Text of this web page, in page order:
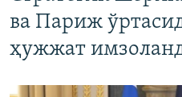
ва Париж
ҳужжат